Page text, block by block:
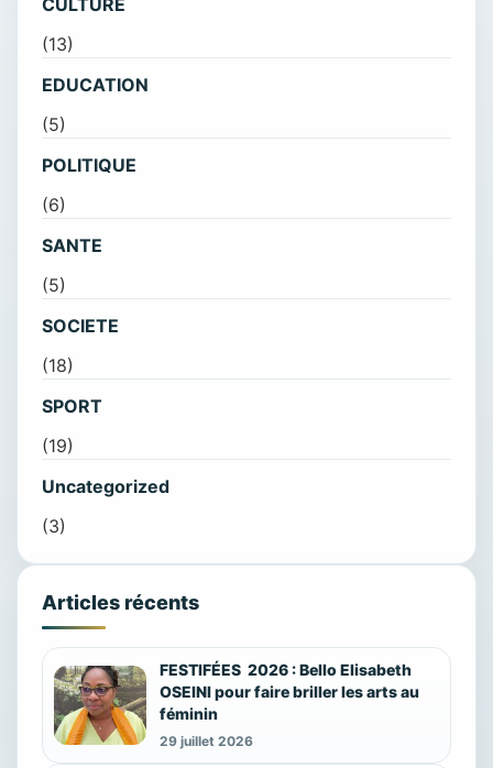
CULTURE
(13)
EDUCATION
(5)
POLITIQUE
(6)
SANTE
(5)
SOCIETE
(18)
SPORT
(19)
Uncategorized
(3)
Articles récents
FESTIFÉES 2026 : Bello Elisabeth
OSEINI pour faire briller les arts au
féminin
29 juillet 2026